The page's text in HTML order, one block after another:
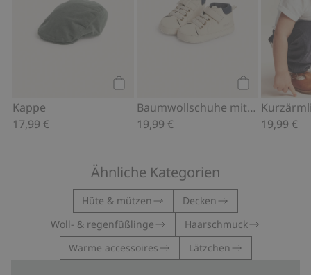
Kappe
17,99 €
Kaufen
Baumwollschuhe mit Jerseyfutter
19,99 €
19,99 €
Ähnliche Kategorien
Hüte & mützen
Decken
Woll- & regenfüßlinge
Haarschmuck
Warme accessoires
Lätzchen